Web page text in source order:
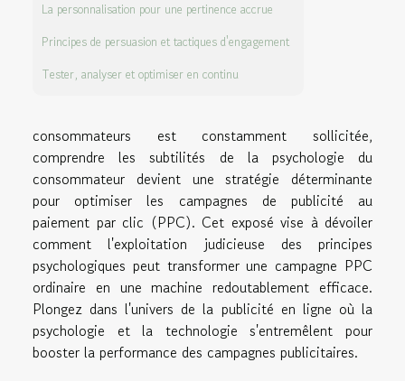
La personnalisation pour une pertinence accrue
Principes de persuasion et tactiques d'engagement
Tester, analyser et optimiser en continu
consommateurs est constamment sollicitée,
comprendre les subtilités de la psychologie du
consommateur devient une stratégie déterminante
pour optimiser les campagnes de publicité au
paiement par clic (PPC). Cet exposé vise à dévoiler
comment l'exploitation judicieuse des principes
psychologiques peut transformer une campagne PPC
ordinaire en une machine redoutablement efficace.
Plongez dans l'univers de la publicité en ligne où la
psychologie et la technologie s'entremêlent pour
booster la performance des campagnes publicitaires.